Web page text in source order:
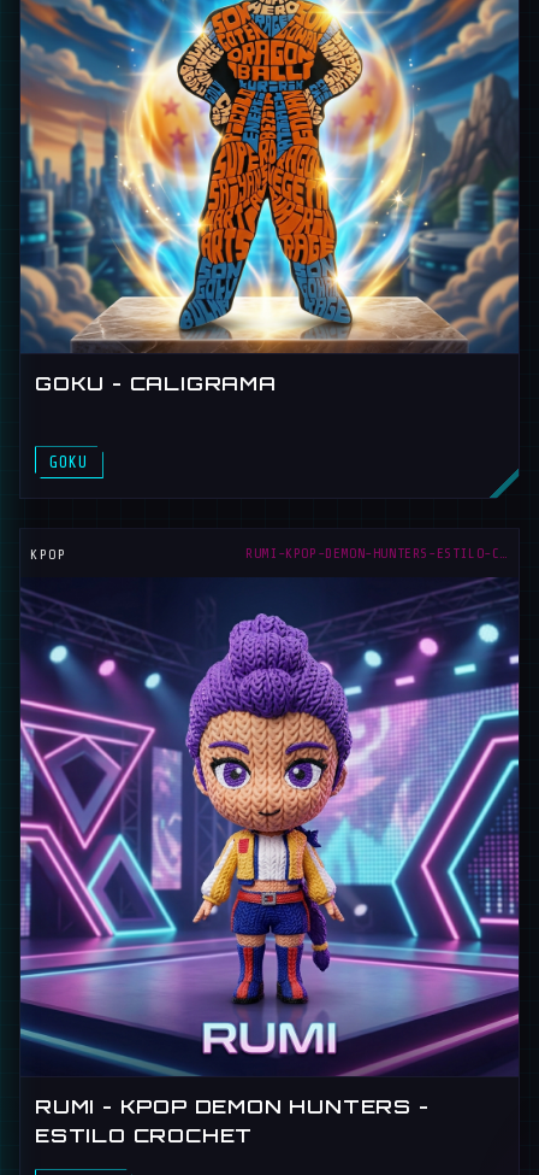
GOKU - CALIGRAMA
GOKU
KPOP RUMI-KPOP-DEMON-HUNTERS-ESTILO-CROCHET
RUMI - KPOP DEMON HUNTERS -
ESTILO CROCHET